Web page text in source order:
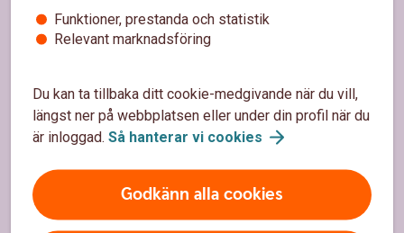
Funktioner, prestanda och statistik
Relevant marknadsföring
Du kan ta tillbaka ditt cookie-medgivande när du vill,
längst ner på webbplatsen eller under din profil när du
är inloggad. Så hanterar vi cookies
Godkänn alla cookies
Kontakta oss
Hitta bankkontor
Bli kund
Priser, räntor och kurser